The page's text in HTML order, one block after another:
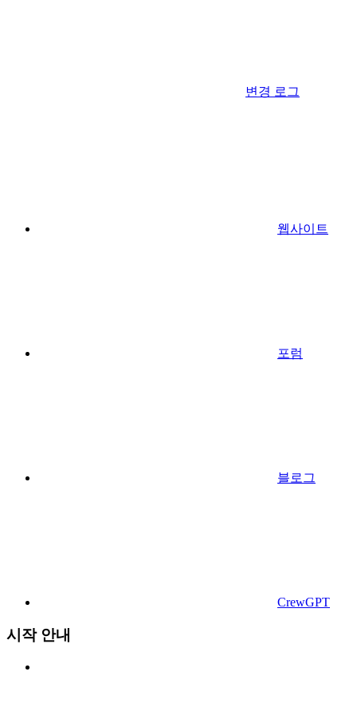
변경 로그
웹사이트
포럼
블로그
CrewGPT
시작 안내